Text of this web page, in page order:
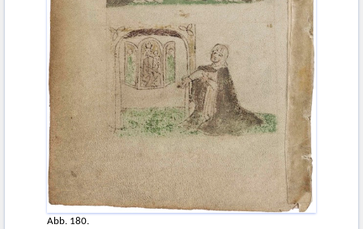
Abb. 180.